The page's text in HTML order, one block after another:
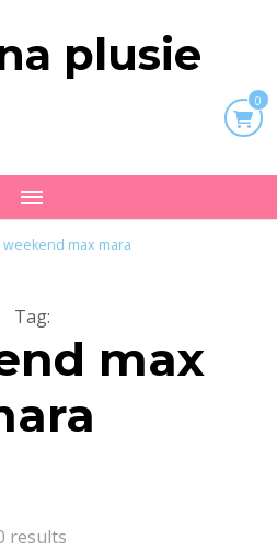
plusie
0
weekend max mara
Tag:
max
results